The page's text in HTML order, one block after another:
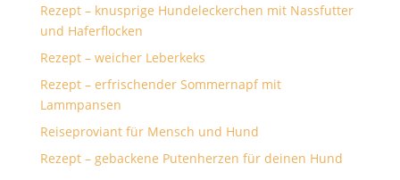
Rezept – knusprige Hundeleckerchen mit Nassfutter
und Haferflocken
Rezept – weicher Leberkeks
Rezept – erfrischender Sommernapf mit
Lammpansen
Reiseproviant für Mensch und Hund
Rezept – gebackene Putenherzen für deinen Hund